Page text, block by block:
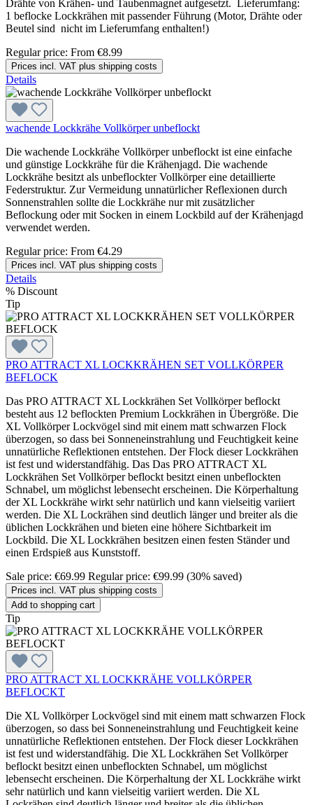
Drähte von Krähen- und Taubenmagnet aufgesetzt. Lieferumfang:
1 beflocke Lockkrähen mit passender Führung (Motor, Drähte oder
Beutel sind nicht im Lieferumfang enthalten!)
Regular price: From €8.99
Prices incl. VAT plus shipping costs
Details
wachende Lockkrähe Vollkörper unbeflockt
Die wachende Lockkrähe Vollkörper unbeflockt ist eine einfache
und günstige Lockkrähe für die Krähenjagd. Die wachende
Lockkrähe besitzt als unbeflockter Vollkörper eine detaillierte
Federstruktur. Zur Vermeidung unnatürlicher Reflexionen durch
Sonnenstrahlen sollte die Lockkrähe nur mit zusätzlicher
Beflockung oder mit Socken in einem Lockbild auf der Krähenjagd
verwendet werden.
Regular price: From €4.29
Prices incl. VAT plus shipping costs
Details
% Discount
Tip
PRO ATTRACT XL LOCKKRÄHEN SET VOLLKÖRPER
BEFLOCK
Das PRO ATTRACT XL Lockkrähen Set Vollkörper beflockt
besteht aus 12 beflockten Premium Lockkrähen in Übergröße. Die
XL Vollkörper Lockvögel sind mit einem matt schwarzen Flock
überzogen, so dass bei Sonneneinstrahlung und Feuchtigkeit keine
unnatürliche Reflektionen entstehen. Der Flock dieser Lockkrähen
ist fest und widerstandfähig. Das Das PRO ATTRACT XL
Lockkrähen Set Vollkörper beflockt besitzt einen unbeflockten
Schnabel, um möglichst lebensecht erscheinen. Die Körperhaltung
der XL Lockkrähe wirkt sehr natürlich und kann vielseitig variiert
werden. Die XL Lockrähen sind deutlich länger und breiter als die
üblichen Lockkrähen und bieten eine höhere Sichtbarkeit im
Lockbild. Die XL Lockkrähen besitzen einen festen Ständer und
einen Erdspieß aus Kunststoff.
Sale price: €69.99 Regular price: €99.99 (30% saved)
Prices incl. VAT plus shipping costs
Add to shopping cart
Tip
PRO ATTRACT XL LOCKKRÄHE VOLLKÖRPER
BEFLOCKT
Die XL Vollkörper Lockvögel sind mit einem matt schwarzen Flock
überzogen, so dass bei Sonneneinstrahlung und Feuchtigkeit keine
unnatürliche Reflektionen entstehen. Der Flock dieser Lockkrähen
ist fest und widerstandfähig. Die XL Lockkrähen Set Vollkörper
beflockt besitzt einen unbeflockten Schnabel, um möglichst
lebensecht erscheinen. Die Körperhaltung der XL Lockkrähe wirkt
sehr natürlich und kann vielseitig variiert werden. Die XL